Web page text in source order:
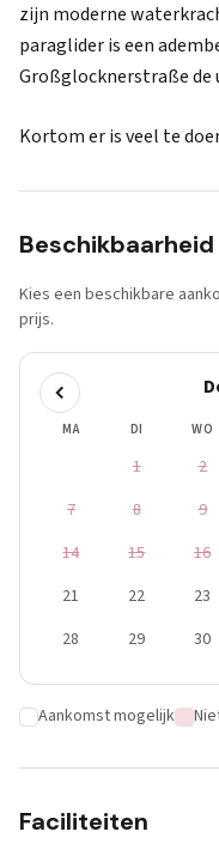
zijn moderne
paraglider is een
Großglocknerstraße
Kortom er is veel te
Beschikbaarheid
Kies een beschikbare
prijs.
MA DI WO
1 2
7
8 9
14
15 16
21
22 23
28
29 30
Aankomst mogelijk
Faciliteiten